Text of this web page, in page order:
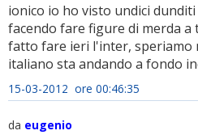
ionico io ho visto undici
facendo fare figure di merda a
fatto fare ieri l'inter, speriamo
italiano sta andando a fondo
15-03-2012 ore 00:46:35
da eugenio